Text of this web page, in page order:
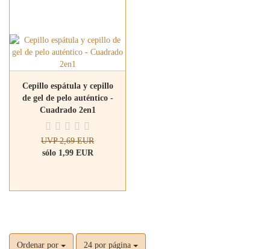
Cepillo espátula y cepillo
de gel de pelo auténtico -
Cuadrado 2en1
UVP 2,69 EUR
sólo 1,99 EUR
Ordenar por 24 por página